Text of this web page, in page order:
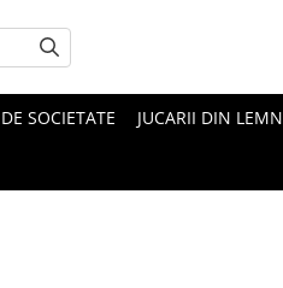
DE SOCIETATE JUCARII DIN LEMN